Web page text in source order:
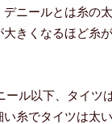
ニールとは糸の
きくなるほど糸
ール以下、タイツ
糸でタイツは太